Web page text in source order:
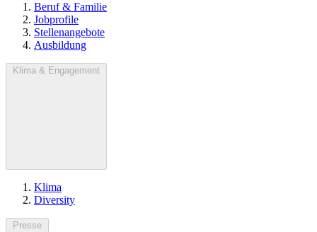
Beruf & Familie
Jobprofile
Stellenangebote
Ausbildung
Klima & Engagement
Klima
Diversity
Presse